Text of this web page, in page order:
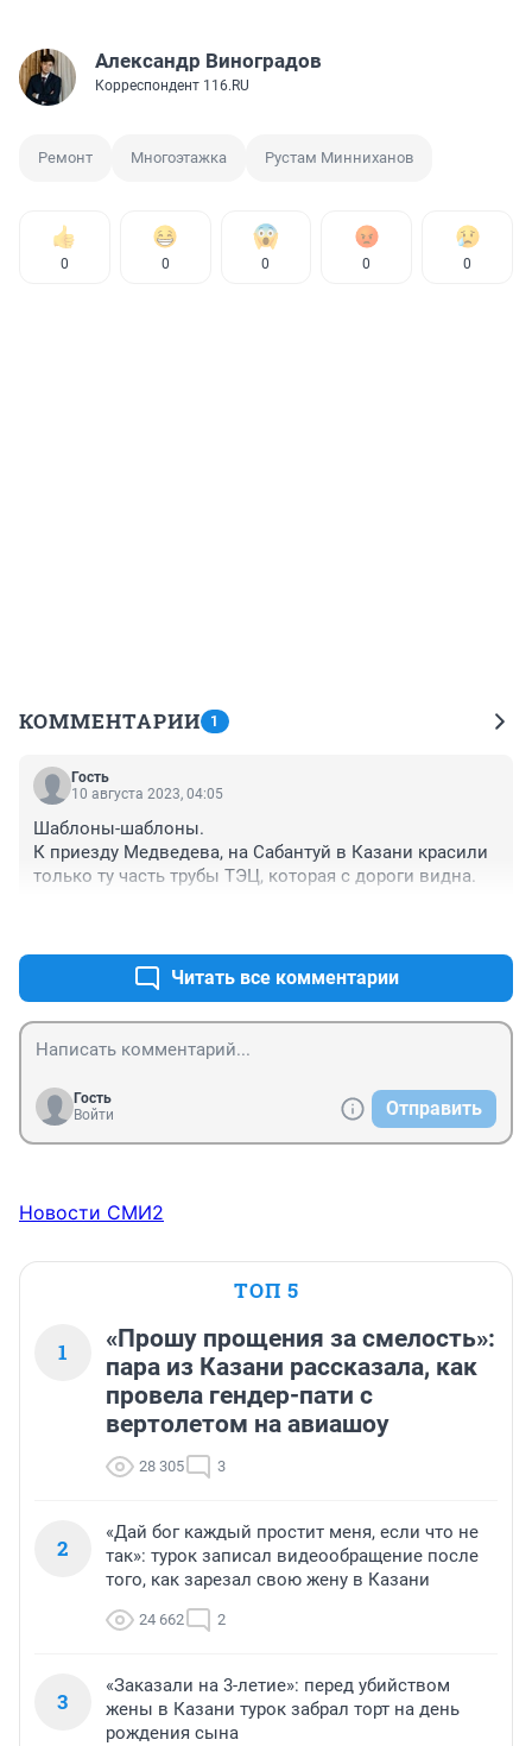
Александр Виноградов
Корреспондент 116.RU
Ремонт Многоэтажка Рустам Минниханов
0 0 0 0 0
КОММЕНТАРИИ 1
Гость
10 августа 2023, 04:05
Шаблоны-шаблоны.
К приезду Медведева, на Сабантуй в Казани красили
только ту часть трубы ТЭЦ, которая с дороги видна.
Читать все комментарии
Гость
Войти
Отправить
Новости СМИ2
ТОП 5
1
«Прошу прощения за смелость»:
пара из Казани рассказала, как
провела гендер-пати с
вертолетом на авиашоу
28 305 3
2
«Дай бог каждый простит меня, если что не
так»: турок записал видеообращение после
того, как зарезал свою жену в Казани
24 662 2
3
«Заказали на 3-летие»: перед убийством
жены в Казани турок забрал торт на день
рождения сына